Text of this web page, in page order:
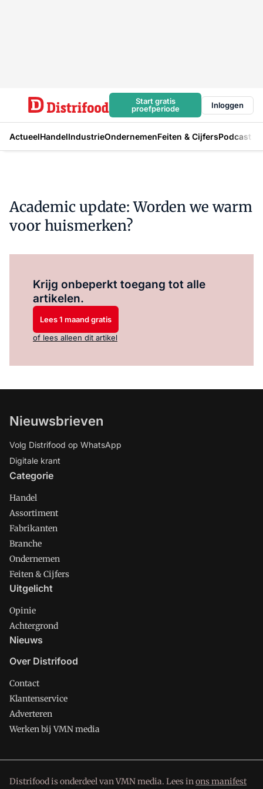
Start gratis
proefperiode
Inloggen
ActueelHandelIndustrieOndernemenFeiten & CijfersPodcast
Academic update: Worden we warm
voor huismerken?
Krijg onbeperkt toegang tot alle
artikelen.
Lees 1 maand gratis
of lees alleen dit artikel
Nieuwsbrieven
Volg Distrifood op WhatsApp
Digitale krant
Categorie
Handel
Assortiment
Fabrikanten
Branche
Ondernemen
Feiten & Cijfers
Uitgelicht
Opinie
Achtergrond
Nieuws
Over Distrifood
Contact
Klantenservice
Adverteren
Werken bij VMN media
Distrifood is onderdeel van VMN media. Lees inons manifest